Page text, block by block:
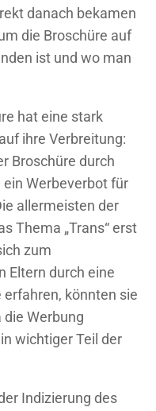
danach bekamen
die Broschüre auf
ist und wo man
hat eine stark
ihre Verbreitung:
Broschüre durch
Werbeverbot für
allermeisten der
Thema „Trans“ erst
zum
Eltern durch eine
erfahren, könnten sie
Werbung
wichtiger Teil der
Indizierung des